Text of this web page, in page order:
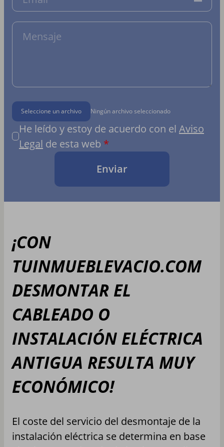
Seleccione un archivo Ningún archivo seleccionado
He leído y estoy de acuerdo con el Aviso
Legal de esta web
Enviar
¡CON
TUINMUEBLEVACIO.COM
DESMONTAR EL
CABLEADO O
INSTALACIÓN ELÉCTRICA
ANTIGUA RESULTA MUY
ECONÓMICO!
El coste del servicio del desmontaje de la
instalación eléctrica se determina en base